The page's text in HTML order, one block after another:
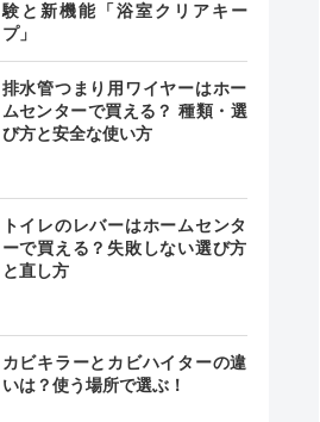
験と新機能「浴室クリアキー
プ」
排水管つまり用ワイヤーはホー
ムセンターで買える？ 種類・選
び方と安全な使い方
トイレのレバーはホームセンタ
ーで買える？失敗しない選び方
と直し方
カビキラーとカビハイターの違
いは？使う場所で選ぶ！